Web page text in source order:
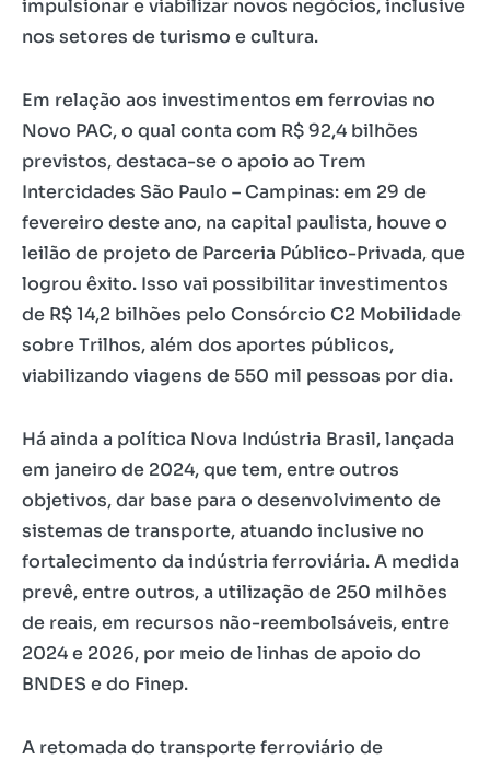
impulsionar e viabilizar novos negócios, inclusive
nos setores de turismo e cultura.
Em relação aos investimentos em ferrovias no
Novo PAC, o qual conta com R$ 92,4 bilhões
previstos, destaca-se o apoio ao Trem
Intercidades São Paulo – Campinas: em 29 de
fevereiro deste ano, na capital paulista, houve o
leilão de projeto de Parceria Público-Privada, que
logrou êxito. Isso vai possibilitar investimentos
de R$ 14,2 bilhões pelo Consórcio C2 Mobilidade
sobre Trilhos, além dos aportes públicos,
viabilizando viagens de 550 mil pessoas por dia.
Há ainda a política Nova Indústria Brasil, lançada
em janeiro de 2024, que tem, entre outros
objetivos, dar base para o desenvolvimento de
sistemas de transporte, atuando inclusive no
fortalecimento da indústria ferroviária. A medida
prevê, entre outros, a utilização de 250 milhões
de reais, em recursos não-reembolsáveis, entre
2024 e 2026, por meio de linhas de apoio do
BNDES e do Finep.
A retomada do transporte ferroviário de